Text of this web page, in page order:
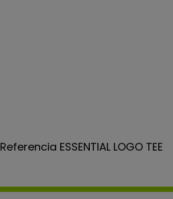
Referencia ESSENTIAL LOGO TEE